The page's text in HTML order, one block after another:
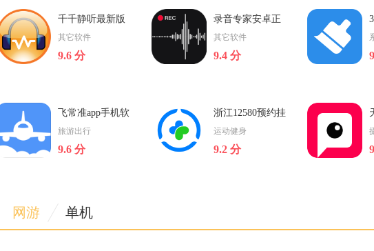
小爱音箱app是由小米旗下最
新发布的一款手机智能app，
搭配小米AI智能音响使用，
小米运动最新版
小米运动app是一款小米公司
开发的小米健康和手环一体
的运动软件，能够帮你记录
高德
高德地图
手机地图导
能强大，不
立
千千静听最新版
其它软件
9.6 分
千千静听最新版
【千千静听app介绍】千千静
听app是一款在线音乐服务平
台，平台汇集了海量音乐资
找到自己想听的音
录音专家安卓正
式版
其它软件
9.4 分
【录音专家app介绍】录音专
家app v4.5.0是一款专业实用
的录音服务软件，软件支持
360清理大
【360清理大
清理大师app
手机和手机
立
飞常准app手机软
件下载
旅游出行
9.6 分
【飞常准app介绍】飞常准app
是一款专业的飞机航班信息
浙江12580预约挂
号手机端
运动健身
9.2 分
绍】浙江12580预约挂号APP
图APP是由
网游 单机